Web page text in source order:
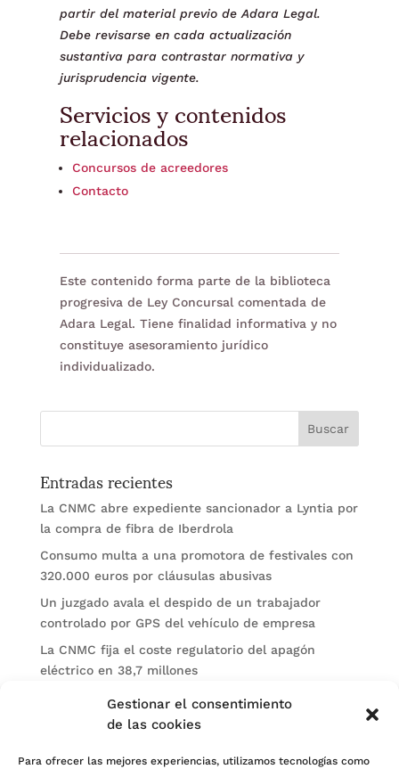
Gestionar el consentimiento
de las cookies
Para ofrecer las mejores experiencias, utilizamos tecnologías como
partir del material previo de Adara Legal.
Debe revisarse en cada actualización
sustantiva para contrastar normativa y
jurisprudencia vigente.
Servicios y contenidos
relacionados
Concursos de acreedores
Contacto
Este contenido forma parte de la biblioteca
progresiva de Ley Concursal comentada de
Adara Legal. Tiene finalidad informativa y no
constituye asesoramiento jurídico
individualizado.
Entradas recientes
La CNMC abre expediente sancionador a Lyntia por
la compra de fibra de Iberdrola
Consumo multa a una promotora de festivales con
320.000 euros por cláusulas abusivas
Un juzgado avala el despido de un trabajador
controlado por GPS del vehículo de empresa
La CNMC fija el coste regulatorio del apagón
eléctrico en 38,7 millones
El BOE publica sanciones de la CNMV a Soltec y